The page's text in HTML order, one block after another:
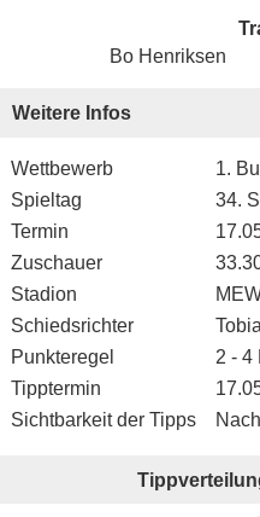
Bo Henriksen
Weitere Infos
Wettbewerb
1.
Spieltag
34.
Termin
Zuschauer
Stadion
Schiedsrichter
Punkteregel
2 - 4
Tipptermin
Sichtbarkeit der Tipps